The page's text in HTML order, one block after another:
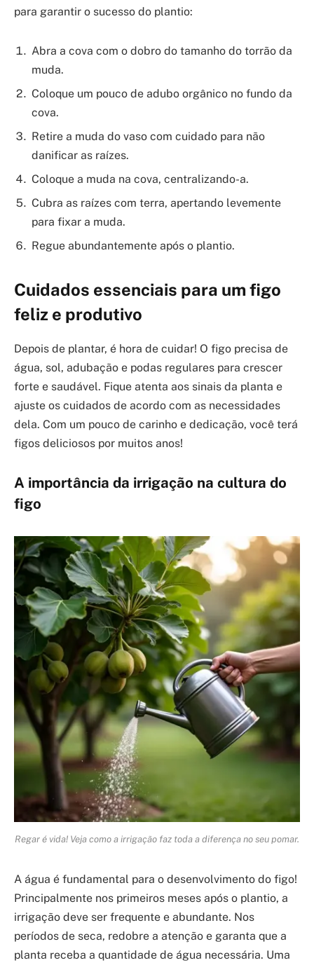
para garantir o sucesso do plantio:
Abra a cova com o dobro do tamanho do torrão da
muda.
Coloque um pouco de adubo orgânico no fundo da
cova.
Retire a muda do vaso com cuidado para não
danificar as raízes.
Coloque a muda na cova, centralizando-a.
Cubra as raízes com terra, apertando levemente
para fixar a muda.
Regue abundantemente após o plantio.
Cuidados essenciais para um figo
feliz e produtivo
Depois de plantar, é hora de cuidar! O figo precisa de
água, sol, adubação e podas regulares para crescer
forte e saudável. Fique atenta aos sinais da planta e
ajuste os cuidados de acordo com as necessidades
dela. Com um pouco de carinho e dedicação, você terá
figos deliciosos por muitos anos!
A importância da irrigação na cultura do
figo
Regar é vida! Veja como a irrigação faz toda a diferença no seu pomar.
A água é fundamental para o desenvolvimento do figo!
Principalmente nos primeiros meses após o plantio, a
irrigação deve ser frequente e abundante. Nos
períodos de seca, redobre a atenção e garanta que a
planta receba a quantidade de água necessária. Uma